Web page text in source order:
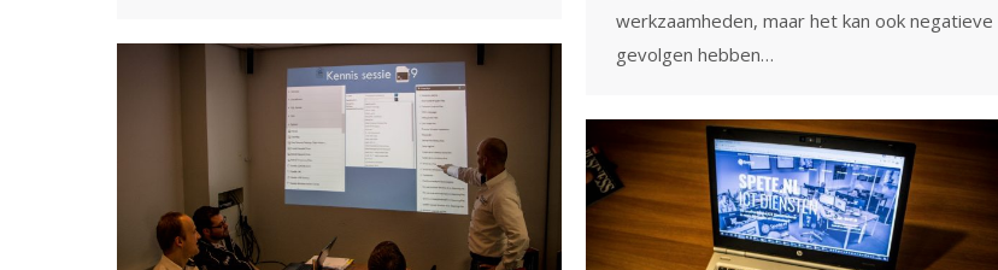
werkzaamheden, maar het kan ook negatieve
gevolgen hebben…